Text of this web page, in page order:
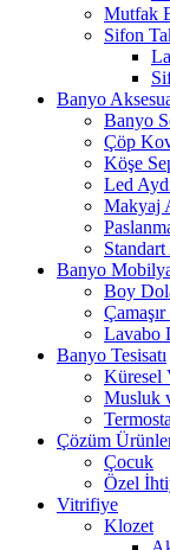
Mutfak
Sifon
Banyo
Banyo
Çöp
Köşe
Led
Makyaj
Banyo
Boy
Lavabo
Banyo Tesisatı
Küresel
Musluk
Çözüm
Çocuk
Özel
Vitrifiye
Klozet